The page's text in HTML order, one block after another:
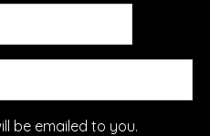
be emailed to you.